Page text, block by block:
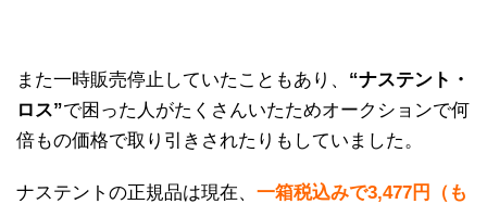
また一時販売停止していたこともあり、 “ナステント・
ロス”で困った人がたくさんいたためオークションで何
倍もの価格で取り引きされたりもしていました。
ナステントの正規品は現在、 一箱税込みで3,477円（も